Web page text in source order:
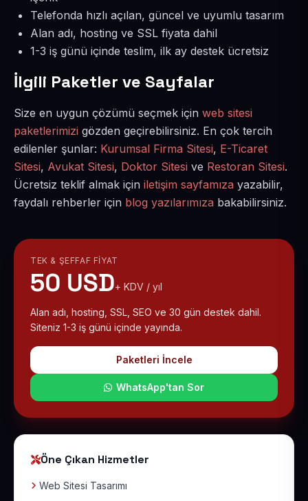
Telefonda hızlı açılan, güncel ve uyumlu tasarım
Alan adı, hosting ve SSL fiyata dahil
1-3 iş günü içinde teslim, ilk ay destek ücretsiz
İlgili Paketler ve Sayfalar
Size en uygun çözümü seçmek için web sitesi
paketlerimizi gözden geçirebilirsiniz. En çok tercih
edilenler şunlar: Kurumsal Firma Sitesi, E-Ticaret
Sitesi, Avukat Sitesi, Doktor Sitesi ve Restoran Sitesi.
Ücretsiz teklif almak için iletişim sayfamıza yazabilir,
faydalı rehberler için blog yazılarımıza bakabilirsiniz.
TEK & ŞEFFAF FIYAT
50 USD+ KDV / yıl
Alan adı, hosting, SSL, SEO ve 30 gün destek dahil.
Siteniz 1-3 iş günü içinde yayında.
Paketleri İncele
WhatsApp'tan Sor
Öne Çıkan Hizmetler
Web Sitesi Tasarımı